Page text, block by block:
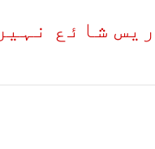
شائع